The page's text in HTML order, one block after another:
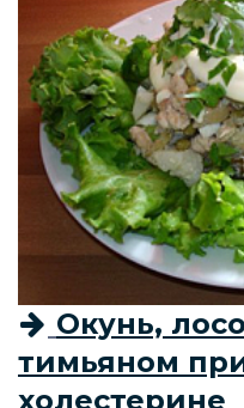
Окунь,
тимьяном
холестерине